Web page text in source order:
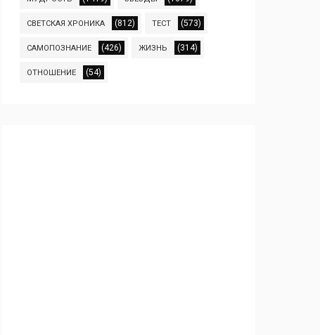
СВЕТСКАЯ ХРОНИКА (812) ТЕСТ (573)
САМОПОЗНАНИЕ (426) ЖИЗНЬ (314)
ОТНОШЕНИЕ (54)